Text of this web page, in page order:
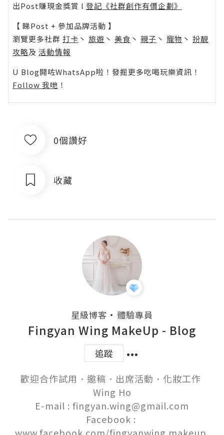
出Post賺現金獎賞 l 登記《社群創作有價企劃》
【 睇Post + 參加品牌活動 】
瀏覽更多社群 打卡 丶 旅遊 丶 美食 丶 親子 丶 寵物 丶 扮靚
攻略及 活動情報
U Blog開咗WhatsApp啦！發掘更多吃喝玩樂資訊！
Follow 我哋 ！
0個讚好
收藏
星級博客 ・ 體驗專員
Fingyan Wing MakeUp - Blog
追蹤
歡迎合作試用．邀稿．出席活動．化妝工作
Wing Ho
E-mail : fingyan.wing@gmail.com
Facebook :